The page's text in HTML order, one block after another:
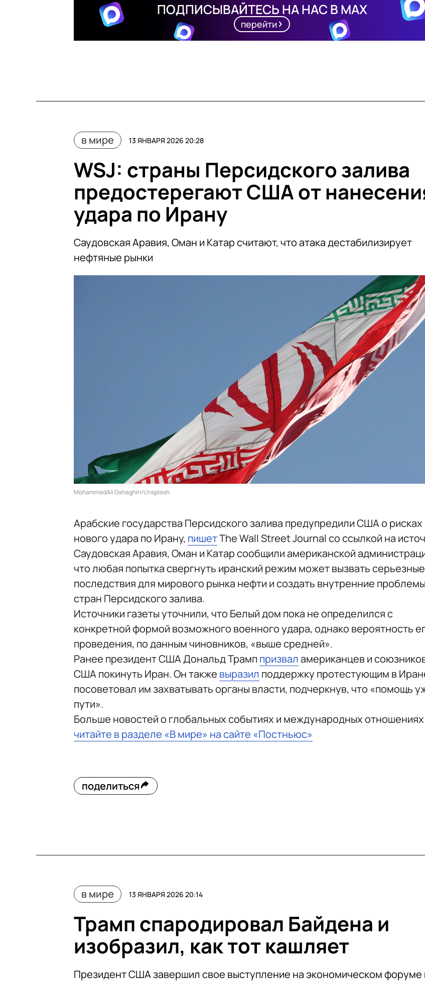
ПОДПИСЫВАЙТЕСЬ НА НАС В MAX
перейти
в мире 13 ЯНВАРЯ 2026 20:28
WSJ: cтраны Персидского залива
предостерегают США от
удара по Ирану
Саудовская Аравия, Оман и Катар считают, что атака дестабилизирует
нефтяные рынки
MohammadAli Dahaghin/Unsplash
Арабские государства Персидского залива предупредили США о рисках
нового удара по Ирану, пишетThe Wall Street Journal со ссылкой на
Саудовская Аравия, Оман и Катар сообщили американской
что любая попытка свергнуть иранский режим может вызвать серьезные
последствия для мирового рынка нефти и создать внутренние
стран Персидского залива.
Источники газеты уточнили, что Белый дом пока не определился с
конкретной формой возможного военного удара, однако вероятность
проведения, по данным чиновников, «выше средней».
Ранее президент США Дональд Трамп призваламериканцев и
США покинуть Иран. Он также выразил поддержку протестующим в
посоветовал им захватывать органы власти, подчеркнув, что «помощь
пути».
Больше новостей о глобальных событиях и международных
читайте в разделе «В мире» на сайте «Постньюс»
поделиться
в мире 13 ЯНВАРЯ 2026 20:14
Трамп спародировал Байдена и
изобразил, как тот кашляет
Президент США завершил свое выступление на экономическом форуме